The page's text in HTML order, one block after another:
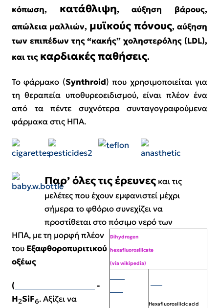
κόπωση, κατάθλιψη, αύξηση βάρους,
απώλεια μαλλιών, μυϊκούς πόνους, αύξηση
των επιπέδων της “κακής” χοληστερόλης (LDL),
και τις καρδιακές παθήσεις.
Το φάρμακο (Synthroid) που χρησιμοποιείται για
τη θεραπεία υποθυρεοειδισμού, είναι πλέον ένα
από τα πέντε συχνότερα συνταγογραφούμενα
φάρμακα στις ΗΠΑ.
Παρ’ όλες τις έρευνες και τις
μελέτες που έχουν εμφανιστεί μέχρι
σήμερα το φθόριο συνεχίζει να
προστίθεται στο πόσιμο νερό των
Dihydrogen
hexafluorosilicate
(via wikipedia)
Hexafluorosilicic acid
ΗΠΑ, με τη μορφή πλέον
του Εξαφθοροπυριτικού
οξέως
(
-
H2SiF6. Αξίζει να